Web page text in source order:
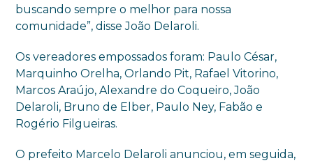
buscando sempre o melhor para nossa
comunidade”, disse João Delaroli.
Os vereadores empossados foram: Paulo César,
Marquinho Orelha, Orlando Pit, Rafael Vitorino,
Marcos Araújo, Alexandre do Coqueiro, João
Delaroli, Bruno de Elber, Paulo Ney, Fabão e
Rogério Filgueiras.
O prefeito Marcelo Delaroli anunciou, em seguida,